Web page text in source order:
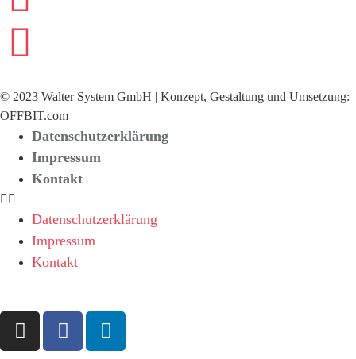
© 2023 Walter System GmbH | Konzept, Gestaltung und Umsetzung:
OFFBIT.com
Datenschutzerklärung
Impressum
Kontakt
Datenschutzerklärung
Impressum
Kontakt